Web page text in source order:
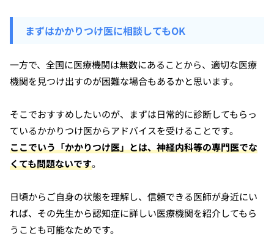
まずはかかりつけ医に相談してもOK
一方で、全国に医療機関は無数にあることから、適切な医療
機関を見つけ出すのが困難な場合もあるかと思います。
そこでおすすめしたいのが、まずは日常的に診断してもらっ
ているかかりつけ医からアドバイスを受けることです。
ここでいう「かかりつけ医」とは、神経内科等の専門医でな
くても問題ないです。
日頃からご自身の状態を理解し、信頼できる医師が身近にい
れば、その先生から認知症に詳しい医療機関を紹介してもら
うことも可能なためです。